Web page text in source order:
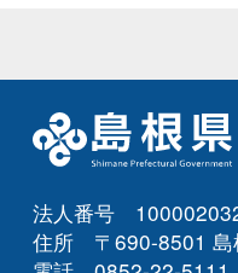
法人番号
住所 〒690-8501 島